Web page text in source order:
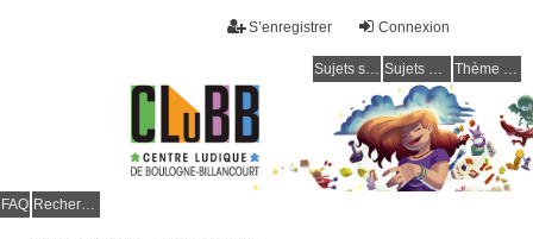
Connexion
S’enregistrer
Sujets sans réponse Sujets actifs Thème clair / foncé
FAQ Rechercher